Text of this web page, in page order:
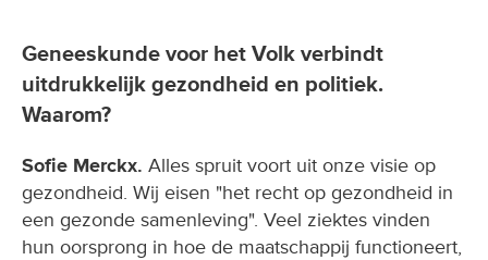
Geneeskunde voor het Volk verbindt
uitdrukkelijk gezondheid en politiek.
Waarom?
Sofie Merckx. Alles spruit voort uit onze visie op
gezondheid. Wij eisen "het recht op gezondheid in
een gezonde samenleving". Veel ziektes vinden
hun oorsprong in hoe de maatschappij functioneert,